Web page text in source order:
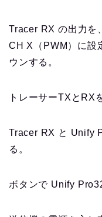
Tracer RX の出力を
CH X（PWM）に設
ウンする。
トレーサーTXとRX
Tracer RX と Unify
る。
ボタンで Unify